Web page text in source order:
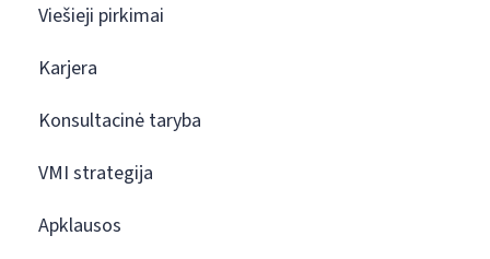
Viešieji pirkimai
Karjera
Konsultacinė taryba
VMI strategija
Apklausos